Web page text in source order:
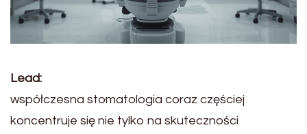
Lead:
współczesna stomatologia coraz częściej
koncentruje się nie tylko na skuteczności